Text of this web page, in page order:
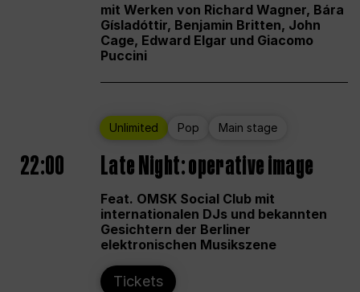
mit Werken von Richard Wagner, Bára
Gísladóttir, Benjamin Britten, John
Cage, Edward Elgar und Giacomo
Puccini
Unlimited Pop Main stage
22:00 Late Night: operative image
Feat. OMSK Social Club mit
internationalen DJs und bekannten
Gesichtern der Berliner
elektronischen Musikszene
Tickets